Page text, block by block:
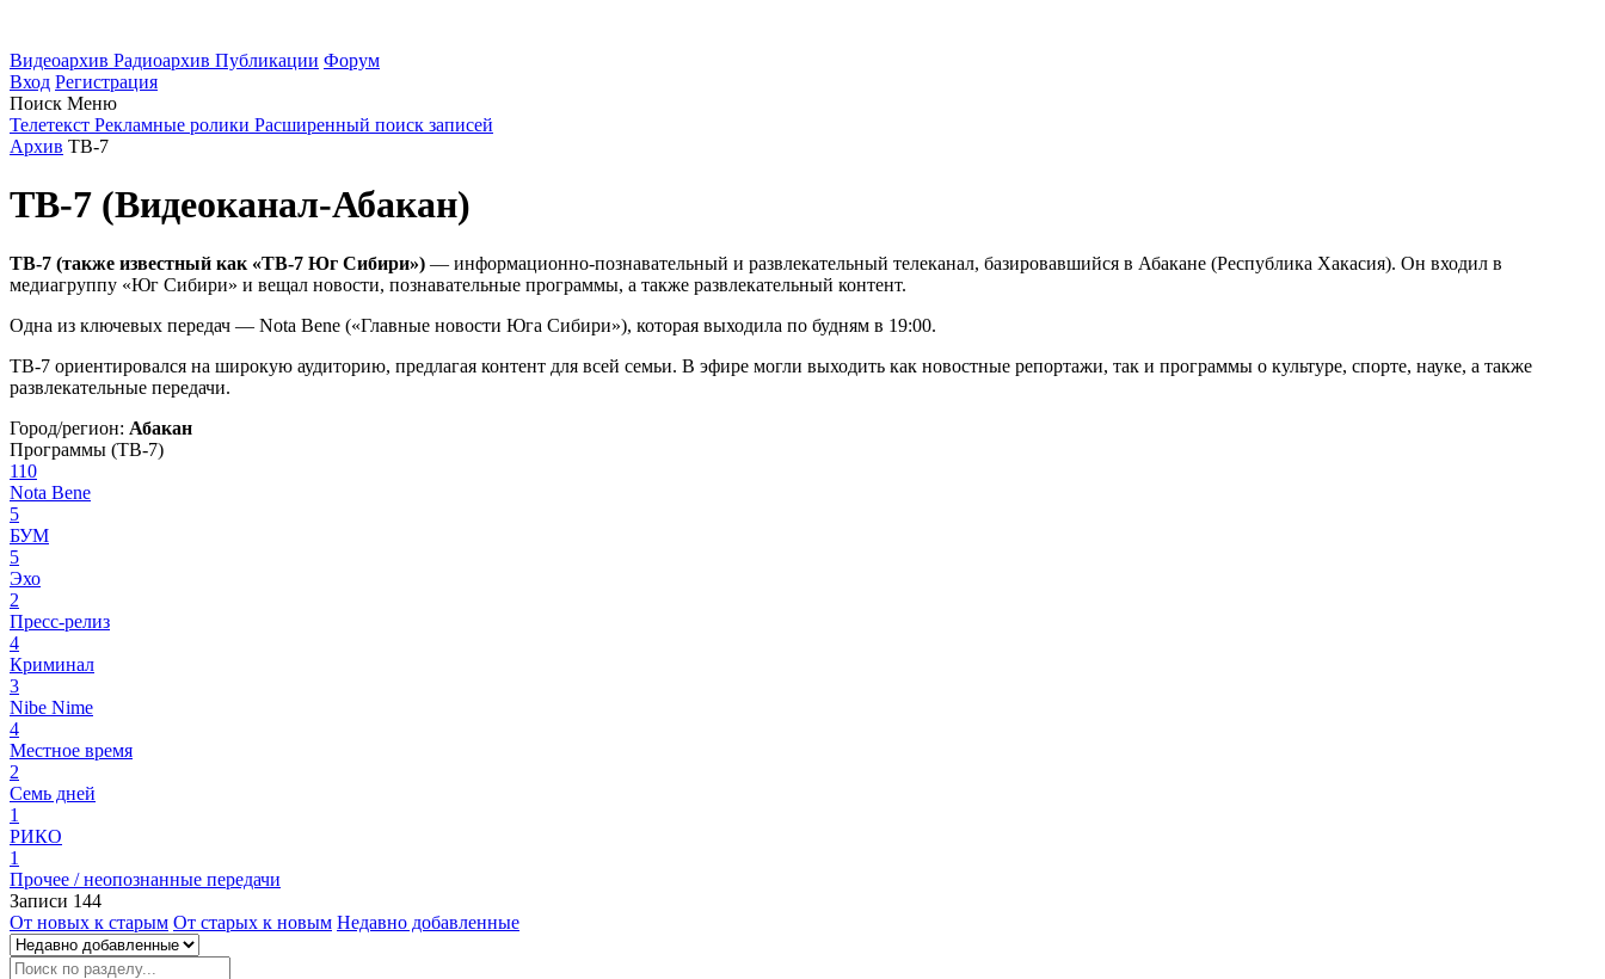
Видеоархив Радиоархив Публикации Форум
Вход Регистрация
Поиск Меню
Телетекст Рекламные ролики Расширенный поиск записей
Архив ТВ-7
ТВ-7 (Видеоканал-Абакан)
ТВ-7 (также известный как «ТВ-7 Юг Сибири») — информационно-познавательный и развлекательный телеканал, базировавшийся в Абакане (Республика Хакасия). Он входил в
медиагруппу «Юг Сибири» и вещал новости, познавательные программы, а также развлекательный контент.
Одна из ключевых передач — Nota Bene («Главные новости Юга Сибири»), которая выходила по будням в 19:00.
ТВ-7 ориентировался на широкую аудиторию, предлагая контент для всей семьи. В эфире могли выходить как новостные репортажи, так и программы о культуре, спорте, науке, а также
развлекательные передачи.
Город/регион: Абакан
Программы (ТВ-7)
110
Nota Bene
5
БУМ
5
Эхо
2
Пресс-релиз
4
Криминал
3
Nibe Nime
4
Местное время
2
Семь дней
1
РИКО
1
Прочее / неопознанные передачи
Записи 144
От новых к старым От старых к новым Недавно добавленные